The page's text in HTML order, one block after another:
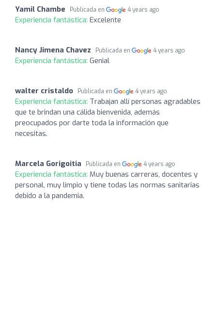
Yamil Chambe Publicada en 4 years ago
Experiencia fantástica: Excelente
Nancy Jimena Chavez Publicada en 4 years ago
Experiencia fantástica: Genial
walter cristaldo Publicada en 4 years ago
Experiencia fantástica: Trabajan allí personas agradables
que te brindan una cálida bienvenida, además
preocupados por darte toda la información que
necesitas.
Marcela Gorigoitia Publicada en 4 years ago
Experiencia fantástica: Muy buenas carreras, docentes y
personal, muy limpio y tiene todas las normas sanitarias
debido a la pandemia.